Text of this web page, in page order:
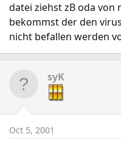
datei ziehst zB oda
bekommst der den
nicht befallen werden
syK
Oct 5, 2001